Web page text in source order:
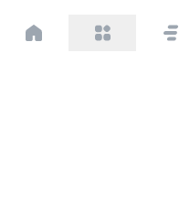
პოპულარული